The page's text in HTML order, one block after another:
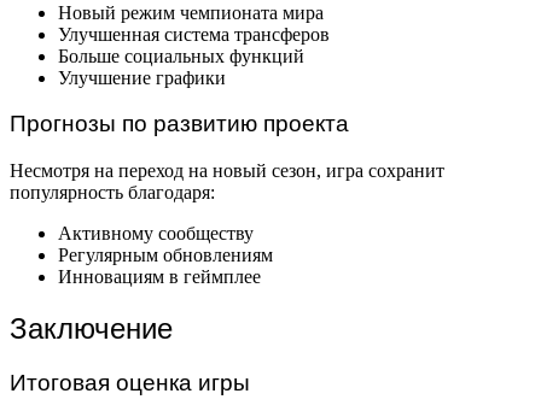
Новый режим чемпионата мира
Улучшенная система трансферов
Больше социальных функций
Улучшение графики
Прогнозы по развитию проекта
Несмотря на переход на новый сезон, игра сохранит
популярность благодаря:
Активному сообществу
Регулярным обновлениям
Инновациям в геймплее
Заключение
Итоговая оценка игры